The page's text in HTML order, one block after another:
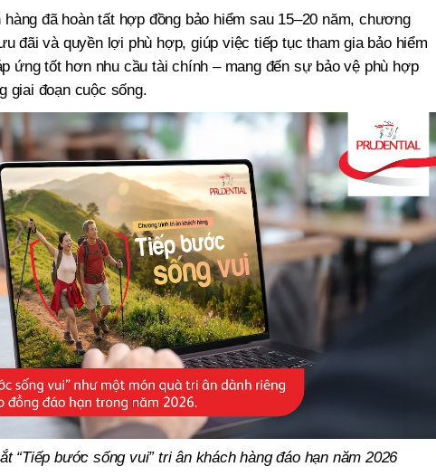
đã hoàn tất hợp đồng bảo hiểm sau 15–20 năm, chương
đãi và quyền lợi phù hợp, giúp việc tiếp tục tham gia bảo hiểm
ứng tốt hơn nhu cầu tài chính – mang đến sự bảo vệ phù hợp
giai đoạn cuộc sống.
“Tiếp bước sống vui” tri ân khách hàng đáo hạn năm 2026